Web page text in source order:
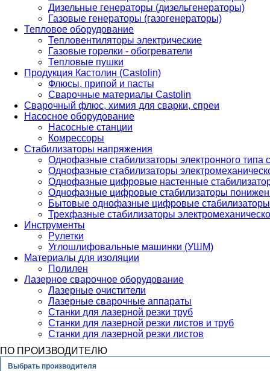
Дизельные генераторы (дизельгенераторы)
Газовые генераторы (газогенераторы)
Тепловое оборудование
Тепловентиляторы электрические
Газовые горелки - обогреватели
Тепловые пушки
Продукция Кастолин (Castolin)
Флюсы, припой и пасты
Сварочные материалы Castolin
Сварочный флюс, химия для сварки, спреи
Насосное оборудование
Насосные станции
Комрессоры
Стабилизаторы напряжения
Однофазные стабилизаторы электронного
Однофазные стабилизаторы
Однофазные цифровые настенные
Однофазные цифровые стабилизаторы
Бытовые однофазные цифровые стабилизаторы
Трехфазные стабилизаторы
Инструменты
Рулетки
Углошлифовальные машинки (УШМ)
Материалы для изоляции
Полилен
Лазерное сварочное оборудование
Лазерные очистители
Лазерные сварочные аппараты
Станки для лазерной резки труб
Станки для лазерной резки листов и труб
Станки для лазерной резки листов
ПО ПРОИЗВОДИТЕЛЮ
Выбрать производителя